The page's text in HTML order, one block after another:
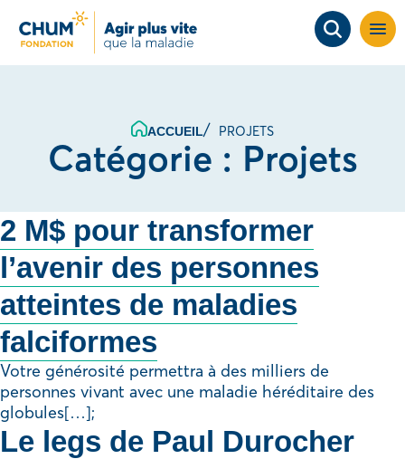
la
ACCUEIL PROJETS
Catégorie : Projets
2 M$ pour transformer
l’avenir des personnes
atteintes de maladies
falciformes
Votre générosité permettra à des milliers de
personnes vivant avec une maladie héréditaire des
globules[…];
Le legs de Paul Durocher